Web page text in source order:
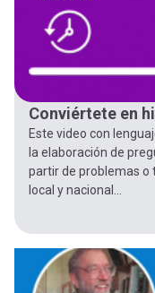
Conviértete en
Este video con
la elaboración de
partir de problemas o
local y nacional...